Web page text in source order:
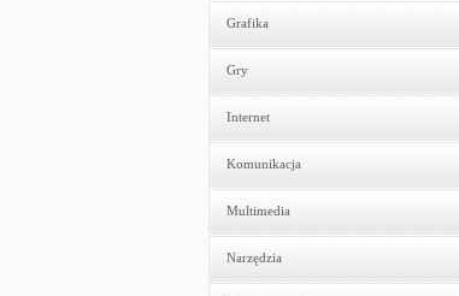
Grafika
Gry
Internet
Komunikacja
Multimedia
Narzędzia